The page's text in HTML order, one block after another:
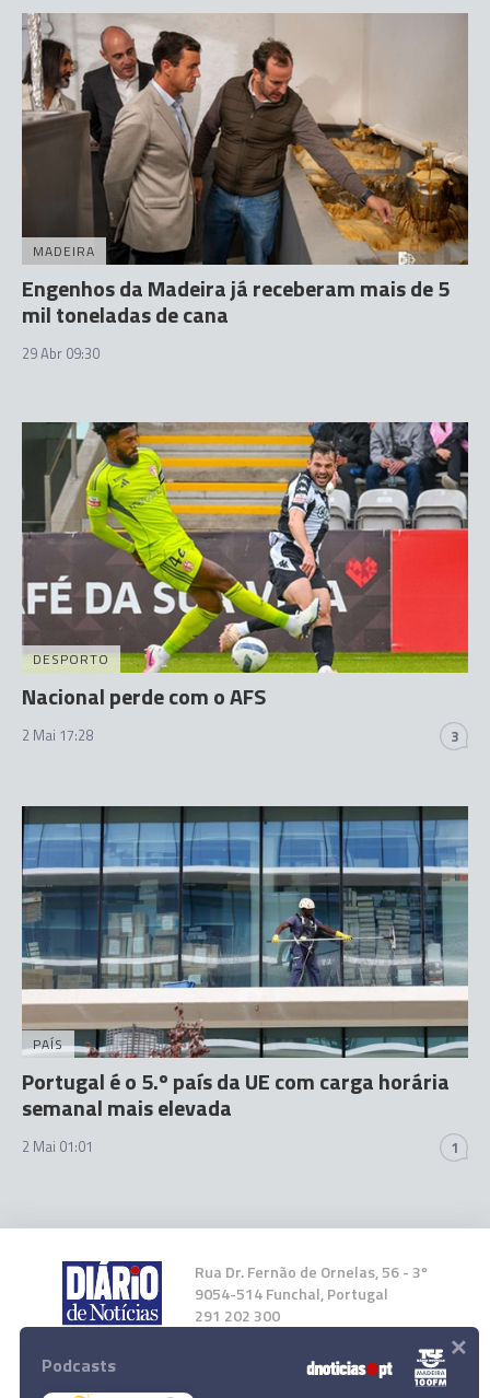
MADEIRA
Engenhos da Madeira já receberam mais de 5
mil toneladas de cana
29 Abr 09:30
DESPORTO
Nacional perde com o AFS
2 Mai 17:28 3
PAÍS
Portugal é o 5.º país da UE com carga horária
semanal mais elevada
2 Mai 01:01 1
Rua Dr. Fernão de Ornelas, 56 - 3º
9054-514 Funchal, Portugal
291 202 300
Instale a nossa App
Podcasts ×